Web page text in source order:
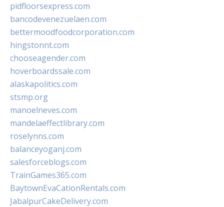
pidfloorsexpress.com
bancodevenezuelaen.com
bettermoodfoodcorporation.com
hingstonnt.com
chooseagender.com
hoverboardssale.com
alaskapolitics.com
stsmp.org
manoelneves.com
mandelaeffectlibrary.com
roselynns.com
balanceyoganj.com
salesforceblogs.com
TrainGames365.com
BaytownEvaCationRentals.com
JabalpurCakeDelivery.com